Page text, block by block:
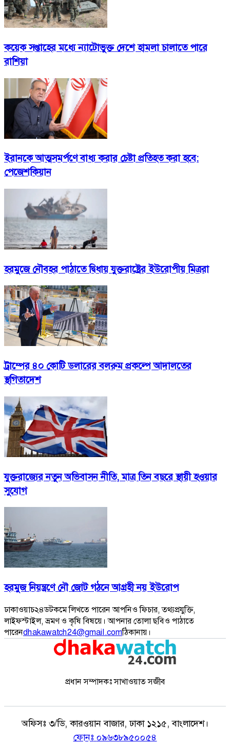
কয়েক সপ্তাহের মধ্যে ন্যাটোভুক্ত দেশে হামলা চালাতে পারে
রাশিয়া
ইরানকে আত্মসমর্পণে বাধ্য করার চেষ্টা প্রতিহত করা হবে:
পেজেশকিয়ান
হরমুজে নৌবহর পাঠাতে দ্বিধায় যুক্তরাষ্ট্রের ইউরোপীয় মিত্ররা
ট্রাম্পের ৪০ কোটি ডলারের বলরুম প্রকল্পে আদালতের
স্থগিতাদেশ
যুক্তরাজ্যের নতুন অভিবাসন নীতি, মাত্র তিন বছরে স্থায়ী হওয়ার
সুযোগ
হরমুজ নিয়ন্ত্রণে নৌ জোট গঠনে আগ্রহী নয় ইউরোপ
ঢাকাওয়াচ২৪ডটকমে লিখতে পারেন আপনিও ফিচার, তথ্যপ্রযুক্তি,
লাইফস্টাইল, ভ্রমণ ও কৃষি বিষয়ে। আপনার তোলা ছবিও পাঠাতে
পারেনdhakawatch24@gmail.comঠিকানায়।
প্রধান সম্পাদকঃ সাখাওয়াত সজীব
অফিসঃ ৩/ডি, কারওয়ান বাজার, ঢাকা ১২১৫, বাংলাদেশ।
ফোনঃ ০৯৬৩৮৯৫০০৫৪